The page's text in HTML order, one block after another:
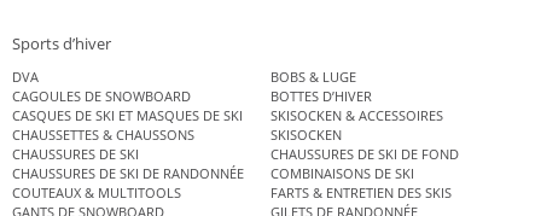
Sports d’hiver
DVA
BOBS & LUGE
CAGOULES DE SNOWBOARD
BOTTES D’HIVER
CASQUES DE SKI ET MASQUES DE SKI
SKISOCKEN & ACCESSOIRES
CHAUSSETTES & CHAUSSONS
SKISOCKEN
CHAUSSURES DE SKI
CHAUSSURES DE SKI DE FOND
CHAUSSURES DE SKI DE RANDONNÉE
COMBINAISONS DE SKI
COUTEAUX & MULTITOOLS
FARTS & ENTRETIEN DES SKIS
GANTS DE SNOWBOARD
GILETS DE RANDONNÉE